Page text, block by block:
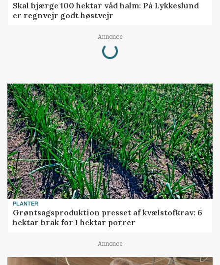
Skal bjærge 100 hektar våd halm: På Lykkeslund
er regnvejr godt høstvejr
Annonce
Loading...
PLANTER
Grøntsagsproduktion presset af kvælstofkrav: 6
hektar brak for 1 hektar porrer
Annonce